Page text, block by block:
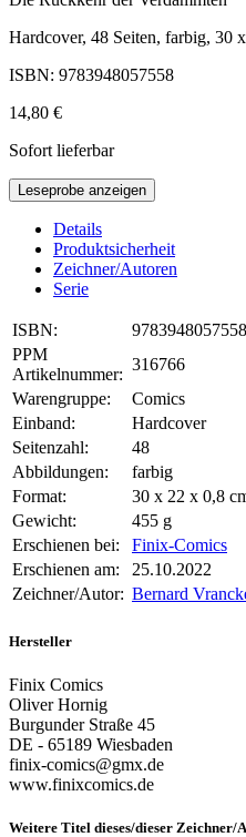
Hardcover, 48 Seiten, farbig, 30
ISBN: 9783948057558
14,80 €
Sofort lieferbar
Leseprobe anzeigen
Details
Produktsicherheit
Zeichner/Autoren
Serie
ISBN:
9783948057558
PPM
Artikelnummer:
316766
Warengruppe:
Comics
Einband:
Hardcover
Seitenzahl:
48
Abbildungen:
farbig
Format:
30 x 22 x 0,8
Gewicht:
455 g
Erschienen bei:
Finix-Comics
Erschienen am:
25.10.2022
Zeichner/Autor: Bernard
Hersteller
Finix Comics
Oliver Hornig
Burgunder Straße 45
DE - 65189 Wiesbaden
finix-comics@gmx.de
www.finixcomics.de
Weitere Titel dieses/dieser Zeichner/